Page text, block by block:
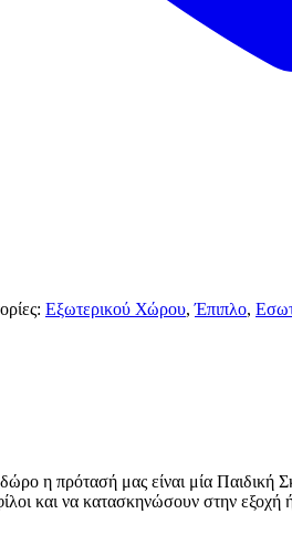
Εξωτερικού Χώρου, Έπιπλο,
η πρότασή μας είναι μία Παιδική
και να κατασκηνώσουν στην εξοχή